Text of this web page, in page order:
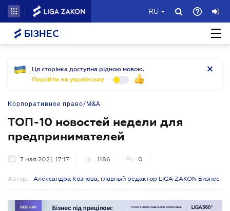
RU
БІЗНЕС
Ця сторінка доступна рідною мовою.
Перейти на українську
Корпоративное право/M&A
ТОП-10 новостей недели для
предпринимателей
7 мая 2021, 17:17 1186 0
Автор: Александра Кознова, главный редактор LIGA ZAKON Бизнес